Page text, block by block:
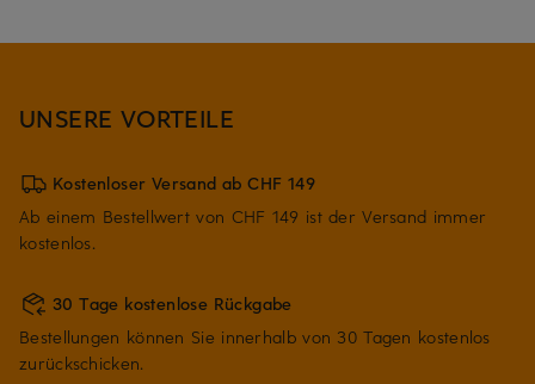
UNSERE VORTEILE
Kostenloser Versand ab CHF 149
Ab einem Bestellwert von CHF 149 ist der Versand immer
kostenlos.
30 Tage kostenlose Rückgabe
Bestellungen können Sie innerhalb von 30 Tagen kostenlos
zurückschicken.